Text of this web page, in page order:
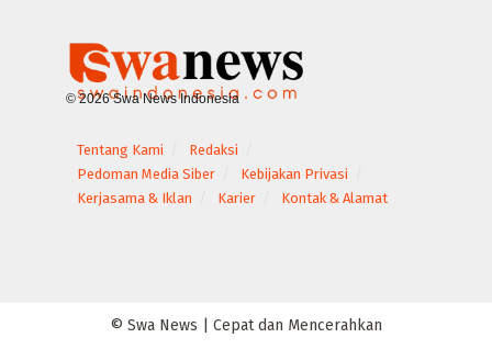
© 2026 Swa News Indonesia
Tentang Kami
Redaksi
Pedoman Media Siber
Kebijakan Privasi
Kerjasama & Iklan
Karier Kontak & Alamat
© Swa News | Cepat dan Mencerahkan